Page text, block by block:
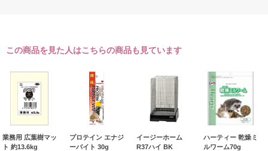
この商品を見た人はこちらの商品も見ています
業務用 広葉樹マッ
ト 約13.6kg
プロテイン エナジ
ーバイト 30g
イージーホーム
R37ハイ BK
ハーティー 乾燥ミ
ルワーム70g